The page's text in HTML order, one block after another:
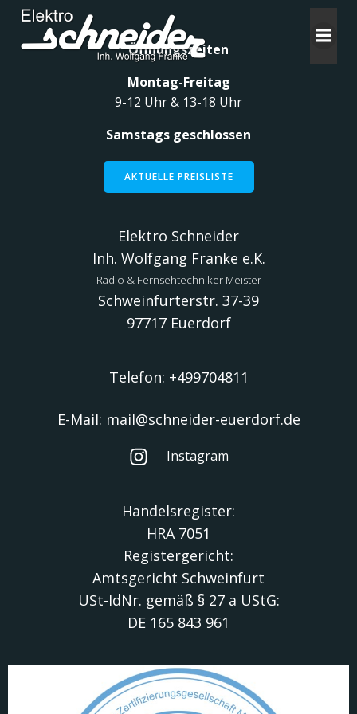
Inhalt
springen
Öffnungszeiten
Montag-Freitag
9-12 Uhr & 13-18 Uhr
Samstags geschlossen
AKTUELLE PREISLISTE
Elektro Schneider
Inh. Wolfgang Franke e.K.
Radio & Fernsehtechniker Meister
Schweinfurterstr. 37-39
97717 Euerdorf
Telefon: +499704811
E-Mail: mail@schneider-euerdorf.de
Instagram
Handelsregister:
HRA 7051
Registergericht:
Amtsgericht Schweinfurt
USt-IdNr. gemäß § 27 a UStG:
DE 165 843 961